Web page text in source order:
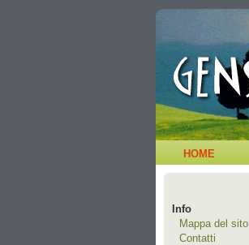
HOME
Info
Mappa del sito
Contatti